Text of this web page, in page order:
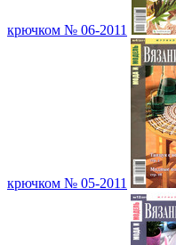
крючком № 06-2011
крючком № 05-2011